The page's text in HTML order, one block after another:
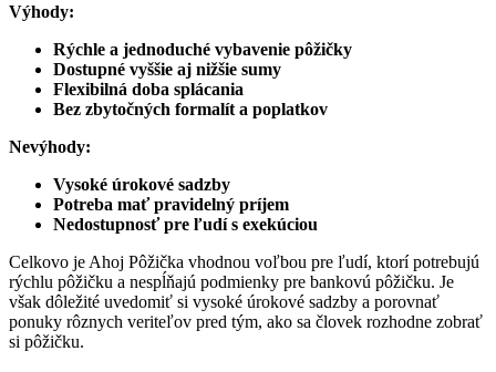
Výhody:
Rýchle a jednoduché vybavenie pôžičky
Dostupné vyššie aj nižšie sumy
Flexibilná doba splácania
Bez zbytočných formalít a poplatkov
Nevýhody:
Vysoké úrokové sadzby
Potreba mať pravidelný príjem
Nedostupnosť pre ľudí s exekúciou
Celkovo je Ahoj Pôžička vhodnou voľbou pre ľudí, ktorí potrebujú
rýchlu pôžičku a nespĺňajú podmienky pre bankovú pôžičku. Je
však dôležité uvedomiť si vysoké úrokové sadzby a porovnať
ponuky rôznych veriteľov pred tým, ako sa človek rozhodne zobrať
si pôžičku.